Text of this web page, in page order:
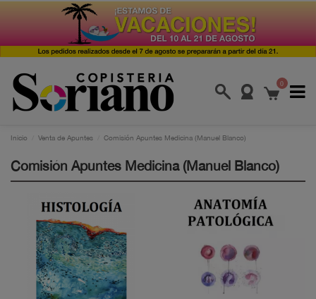
0
Inicio Venta de Apuntes Comisión Apuntes Medicina (Manuel Blanco)
Comisión Apuntes Medicina (Manuel Blanco)